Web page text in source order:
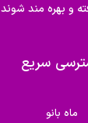
و بهره مند شوند
سریع
ماه بانو